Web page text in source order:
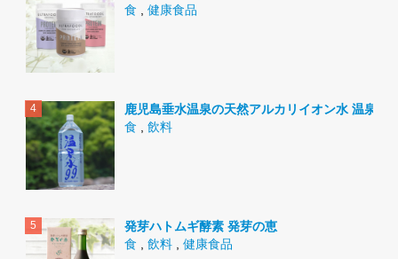
食
健康食品
鹿児島垂水温泉の天然アルカリイオン水 温泉水
食
飲料
発芽ハトムギ酵素 発芽の恵
食
飲料 健康食品